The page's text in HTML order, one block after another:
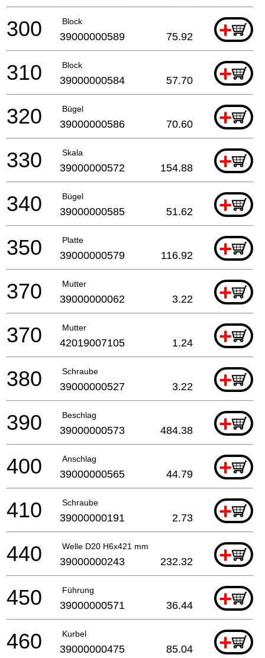
Block +
300 39000000589 75.92
Block +
310 39000000584 57.70
Bügel +
320 39000000586 70.60
Skala +
330 39000000572 154.88
Bügel +
340 39000000585 51.62
Platte +
350 39000000579 116.92
Mutter +
370 39000000062 3.22
Mutter +
370 42019007105 1.24
Schraube +
380 39000000527 3.22
Beschlag +
390 39000000573 484.38
Anschlag +
400 39000000565 44.79
Schraube +
410 39000000191 2.73
Welle D20 H6x421 mm +
440 39000000243 232.32
Führung +
450 39000000571 36.44
Kurbel +
460 39000000475 85.04